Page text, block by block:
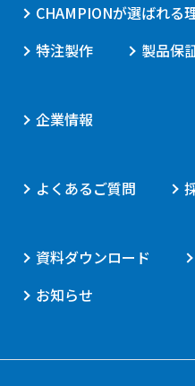
CHAMPIONが選ばれる
特注製作
製品保
企業情報
よくあるご質問
資料ダウンロード
お知らせ